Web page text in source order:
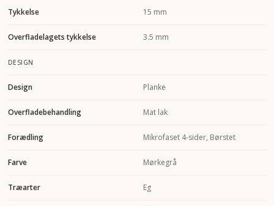
Tykkelse 15 mm
Overfladelagets tykkelse 3.5 mm
DESIGN
Design Planke
Overfladebehandling Mat lak
Forædling Mikrofaset 4-sider, Børstet
Farve Mørkegrå
Træarter Eg